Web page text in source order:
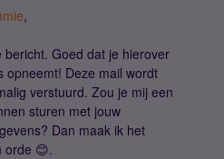
,
bericht. Goed dat je hierover
opneemt! Deze mail wordt
verstuurd. Zou je mij een
sturen met jouw
Dan maak ik het
orde 😊.